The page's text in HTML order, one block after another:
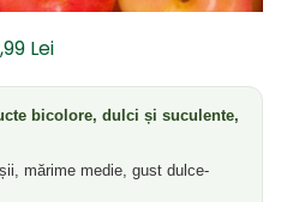
Lei
bicolore, dulci și suculente,
mărime medie, gust dulce-